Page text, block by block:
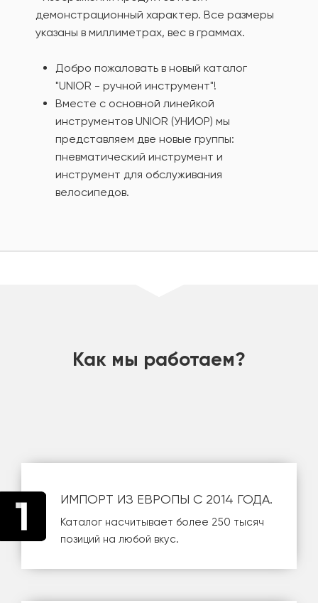
демонстрационный характер. Все размеры
указаны в миллиметрах, вес в граммах.
Добро пожаловать в новый каталог
"UNIOR - ручной инструмент"!
Вместе с основной линейкой
инструментов UNIOR (УНИОР) мы
представляем две новые группы:
пневматический инструмент и
инструмент для обслуживания
велосипедов.
Как мы работаем?
ИМПОРТ ИЗ ЕВРОПЫ С 2014 ГОДА.
Каталог насчитывает более 250 тысяч
позиций на любой вкус.